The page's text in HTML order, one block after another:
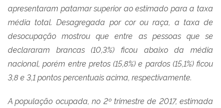
apresentaram patamar superior ao estimado para a taxa
média total. Desagregada por cor ou raça, a taxa de
desocupação mostrou que entre as pessoas que se
declararam brancas (10,3%) ficou abaixo da média
nacional, porém entre pretos (15,8%) e pardos (15,1%) ficou
3,8 e 3,1 pontos percentuais acima, respectivamente.
A população ocupada, no 2º trimestre de 2017, estimada